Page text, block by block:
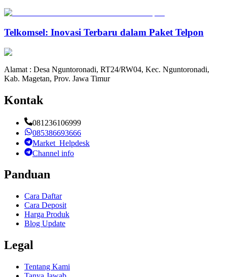
Telkomsel: Inovasi Terbaru dalam Paket Telpon
Alamat : Desa Nguntoronadi, RT24/RW04, Kec. Nguntoronadi,
Kab. Magetan, Prov. Jawa Timur
Kontak
081236106999
085386693666
Market_Helpdesk
Channel info
Panduan
Cara Daftar
Cara Deposit
Harga Produk
Blog Update
Legal
Tentang Kami